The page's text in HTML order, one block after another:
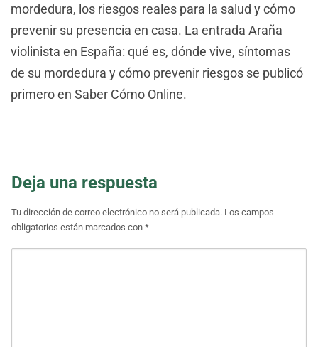
mordedura, los riesgos reales para la salud y cómo
prevenir su presencia en casa. La entrada Araña
violinista en España: qué es, dónde vive, síntomas
de su mordedura y cómo prevenir riesgos se publicó
primero en Saber Cómo Online.
Deja una respuesta
Tu dirección de correo electrónico no será publicada. Los campos
obligatorios están marcados con *